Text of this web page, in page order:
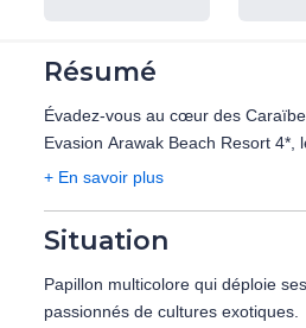
Résumé
Évadez-vous au cœur des
Evasion Arawak Beach Resort 4*,
+ En savoir plus
Situation
Papillon multicolore qui déploie
passionnés de cultures exotiques.